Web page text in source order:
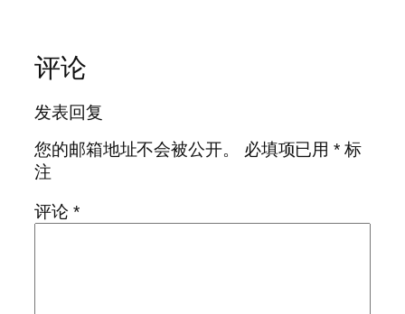
评论
发表回复
您的邮箱地址不会被公开。
必填项已用* 标
注
评论 *